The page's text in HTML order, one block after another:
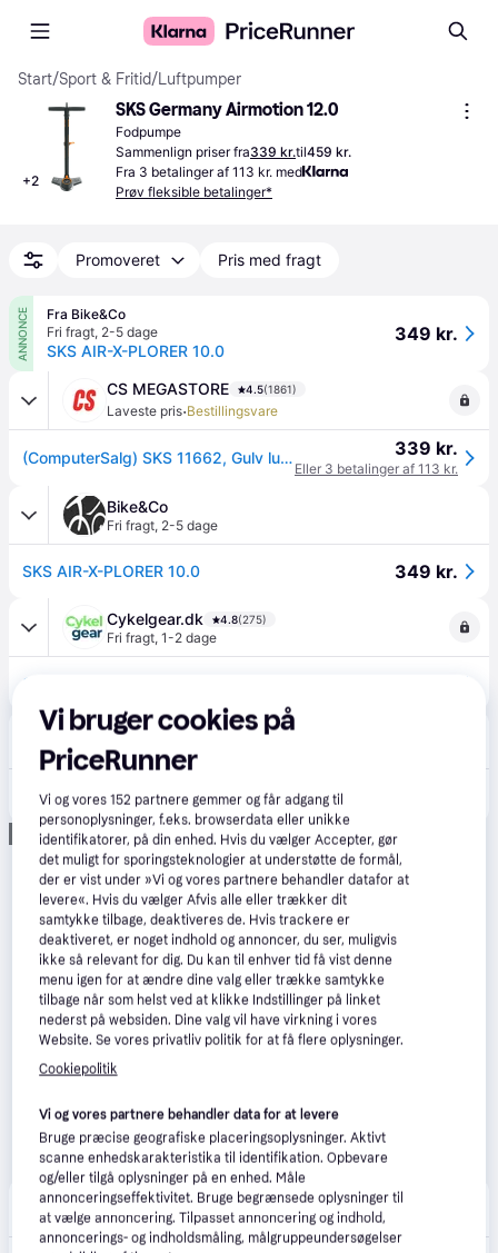
Start/Sport & Fritid/Luftpumper
+2
SKS Germany Airmotion 12.0
Fodpumpe
Sammenlign priser fra339 kr.til459 kr.
Fra 3 betalinger af 113 kr. med
Prøv fleksible betalinger*
Promoveret Pris med fragt
ANNONCE
Fra Bike&Co
Fri fragt, 2-5 dage
SKS AIR-X-PLORER 10.0
349 kr.
CS MEGASTORE 4.5(1861)
Laveste pris·Bestillingsvare
(ComputerSalg) SKS 11662, Gulv luftpumpe, Cykel, Sort, Orange, T-type greb, 10 bar, 476 cm³ 339 kr.
Eller 3 betalinger af 113 kr.
Bike&Co
Fri fragt, 2-5 dage
SKS AIR-X-PLORER 10.0 349 kr.
Cykelgear.dk 4.8(275)
Fri fragt, 1-2 dage
SKS Airmotion 12.0
Cykelpartner 4.6(81)
Fri fragt ,1-2 dage
SKS Airmotion 12.0.
Annonce
Cykelshoppen.dk
Fri fragt
Vi bruger cookies på
PriceRunner
Vi og vores152 partnere gemmer og får adgang til
personoplysninger, f.eks. browserdata eller unikke
identifikatorer, på din enhed. Hvis du vælger Accepter, gør
det muligt for sporingsteknologier at understøtte de formål,
der er vist under »Vi og vores partnere behandler datafor at
levere«. Hvis du vælger Afvis alle eller trækker dit
samtykke tilbage, deaktiveres de. Hvis trackere er
deaktiveret, er noget indhold og annoncer, du ser, muligvis
ikke så relevant for dig. Du kan til enhver tid få vist denne
menu igen for at ændre dine valg eller trække samtykke
tilbage når som helst ved at klikke Indstillinger på linket
nederst på websiden. Dine valg vil have virkning i vores
Website. Se vores privatliv politik for at få flere oplysninger.
Cookiepolitik
Vi og vores partnere behandler data for at levere
Bruge præcise geografiske placeringsoplysninger. Aktivt
scanne enhedskarakteristika til identifikation. Opbevare
og/eller tilgå oplysninger på en enhed. Måle
annonceringseffektivitet. Bruge begrænsede oplysninger til
at vælge annoncering. Tilpasset annoncering og indhold,
annoncerings- og indholdsmåling, målgruppeundersøgelser